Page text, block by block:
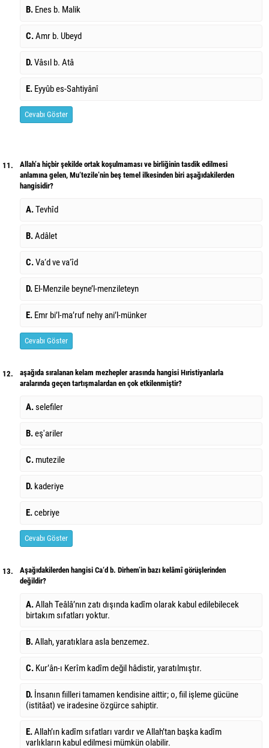
B. Enes b. Malik
C.Amr b. Ubeyd
D.Vâsıl b. Atâ
E. Eyyûb es-Sahtiyânî
Cevabı Göster
11.
Allah’a hiçbir şekilde ortak koşulmaması ve birliğinin tasdik edilmesi
anlamına gelen, Mu‘tezile’nin beş temel ilkesinden biri aşağıdakilerden
hangisidir?
A.Tevhîd
B.Adâlet
C.Va‘d ve va‘îd
D. El-Menzile beyne’l-menzileteyn
E. Emr bi’l-ma’ruf nehy ani’l-münker
Cevabı Göster
12.
aşağıda sıralanan kelam mezhepler arasında hangisi Hıristiyanlarla
aralarında geçen tartışmalardan en çok etkilenmiştir?
A.selefiler
B.eş'ariler
C. mutezile
D. kaderiye
E.cebriye
Cevabı Göster
13.
Aşağıdakilerden hangisi Ca‘d b. Dirhem’in bazı kelâmî görüşlerinden
değildir?
A.Allah Teâlâ’nın zatı dışında kadîm olarak kabul edilebilecek
birtakım sıfatları yoktur.
B.Allah, yaratıklara asla benzemez.
C. Kur’ân-ı Kerîm kadîm değil hâdistir, yaratılmıştır.
D. İnsanın fiilleri tamamen kendisine aittir; o, fiil işleme gücüne
(istitâat) ve iradesine özgürce sahiptir.
E.Allah’ın kadîm sıfatları vardır ve Allah’tan başka kadîm
varlıkların kabul edilmesi mümkün olabilir.